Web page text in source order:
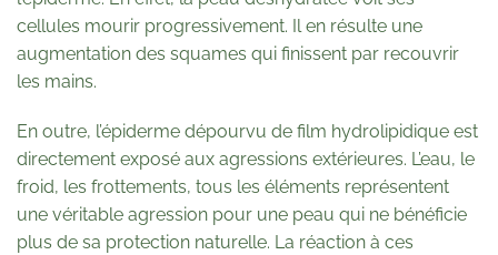
cellules mourir progressivement. Il en résulte une
augmentation des squames qui finissent par recouvrir
les mains.
En outre, l’épiderme dépourvu de film hydrolipidique est
directement exposé aux agressions extérieures. L’eau, le
froid, les frottements, tous les éléments représentent
une véritable agression pour une peau qui ne bénéficie
plus de sa protection naturelle. La réaction à ces